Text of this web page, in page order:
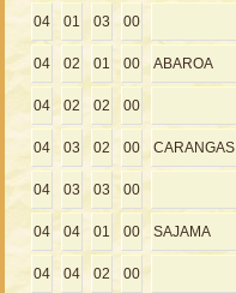
04 01 03 00
04 02 01 00 ABAROA
04 02 02 00
04 03 02 00 CARANGAS
04 03 03 00
04 04 01 00 SAJAMA
04 04 02 00